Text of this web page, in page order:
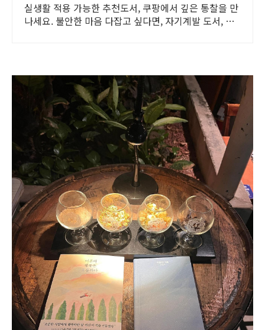
실생활 적용 가능한 추천도서, 쿠팡에서 깊은 통찰을 만
나세요. 불안한 마음 다잡고 싶다면, 자기계발 도서, 내